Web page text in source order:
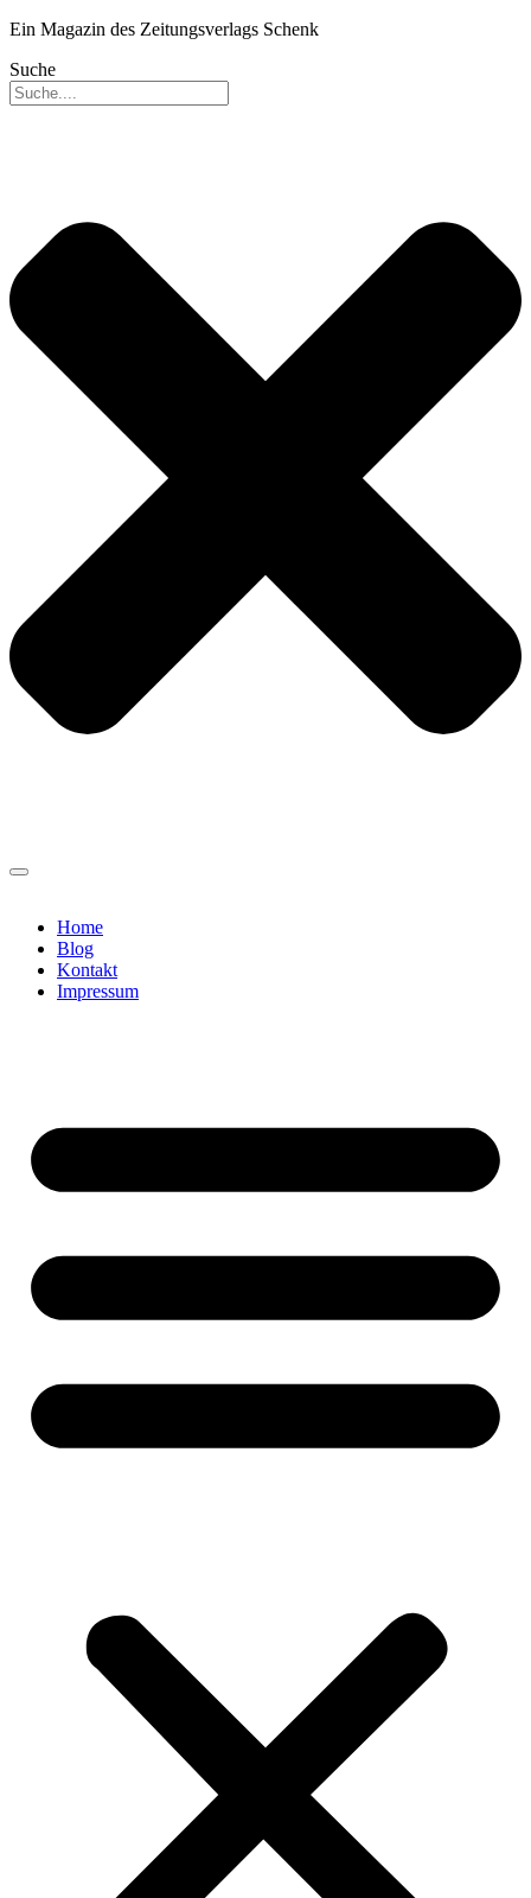
Ein Magazin des Zeitungsverlags Schenk
Suche
Home
Blog
Kontakt
Impressum